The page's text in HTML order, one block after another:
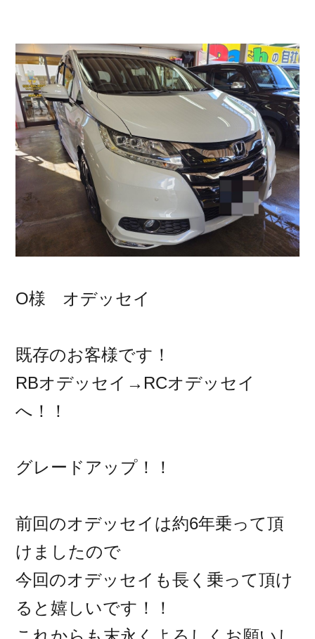
O様 オデッセイ
既存のお客様です！
RBオデッセイ→RCオデッセイ
へ！！
グレードアップ！！
前回のオデッセイは約6年乗って頂
けましたので
今回のオデッセイも長く乗って頂け
ると嬉しいです！！